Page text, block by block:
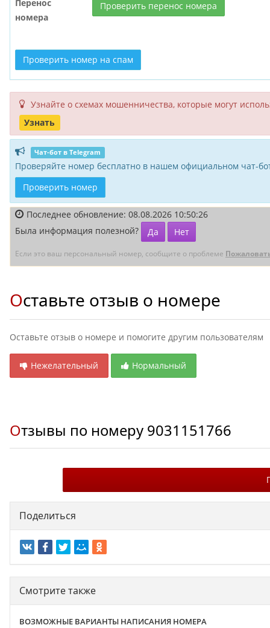
Перенос
номера
Проверить перенос номера
Проверить номер на спам
Узнайте о схемах мошенни­чества, кото­рые могут
Узнать
Чат-бот в Telegram
Проверяйте номер бесплатно в нашем официальном чат-
Проверить номер
Последнее обновление: 08.08.2026 10:50:26
Была информация полезной?
Да Нет
Если это ваш персональный номер, сообщите о проблеме
Оставьте отзыв о номере
Оставьте отзыв о номере и помогите другим пользователям
Нежелательный Нормальный
Отзывы по номеру 9031151766
Поделиться
Смотрите также
ВОЗМОЖНЫЕ ВАРИАНТЫ НАПИСАНИЯ НОМЕРА